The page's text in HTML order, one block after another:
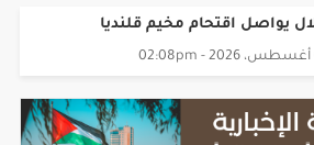
يواصل اقتحام مخيم قلنديا